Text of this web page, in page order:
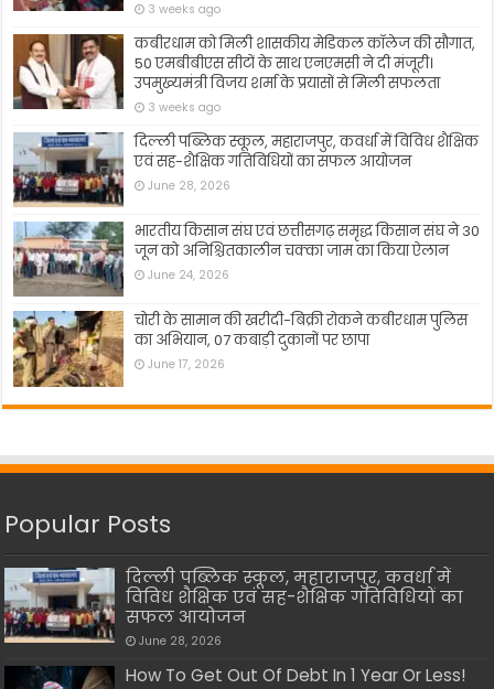
3 weeks ago
कबीरधाम को मिली शासकीय मेडिकल कॉलेज की सौगात,
50 एमबीबीएस सीटों के साथ एनएमसी ने दी मंजूरी।
उपमुख्यमंत्री विजय शर्मा के प्रयासों से मिली सफलता
3 weeks ago
दिल्ली पब्लिक स्कूल, महाराजपुर, कवर्धा में विविध शैक्षिक
एवं सह-शैक्षिक गतिविधियों का सफल आयोजन
June 28, 2026
भारतीय किसान संघ एवं छत्तीसगढ़ समृद्ध किसान संघ ने 30
जून को अनिश्चितकालीन चक्का जाम का किया ऐलान
June 24, 2026
चोरी के सामान की खरीदी-बिक्री रोकने कबीरधाम पुलिस
का अभियान, 07 कबाड़ी दुकानों पर छापा
June 17, 2026
Popular Posts
दिल्ली पब्लिक स्कूल, महाराजपुर, कवर्धा में
विविध शैक्षिक एवं सह-शैक्षिक गतिविधियों का
सफल आयोजन
June 28, 2026
How To Get Out Of Debt In 1 Year Or Less!